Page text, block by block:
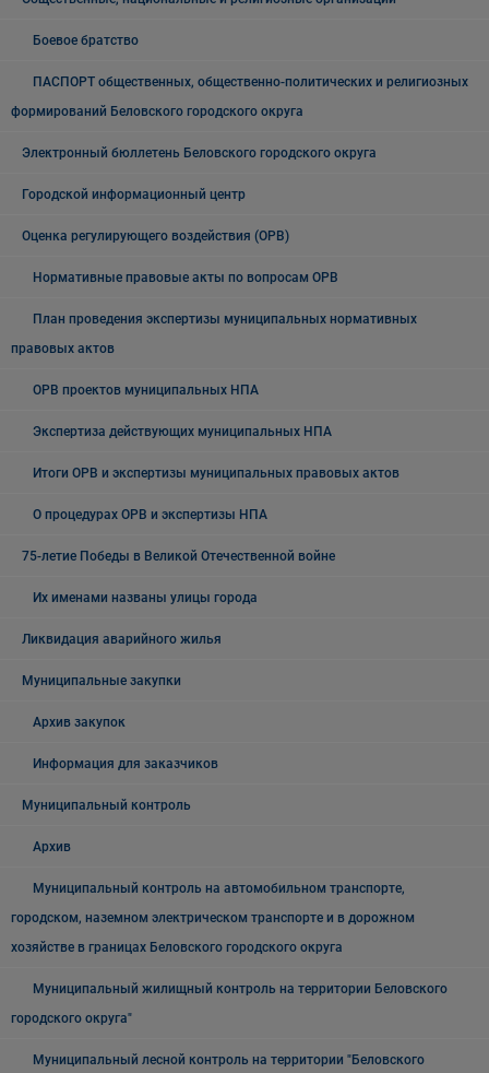
Боевое братство
ПАСПОРТ общественных, общественно-политических и религиозных
формирований Беловского городского округа
Электронный бюллетень Беловского городского округа
Городской информационный центр
Оценка регулирующего воздействия (ОРВ)
Нормативные правовые акты по вопросам ОРВ
План проведения экспертизы муниципальных нормативных
правовых актов
ОРВ проектов муниципальных НПА
Экспертиза действующих муниципальных НПА
Итоги ОРВ и экспертизы муниципальных правовых актов
О процедурах ОРВ и экспертизы НПА
75-летие Победы в Великой Отечественной войне
Их именами названы улицы города
Ликвидация аварийного жилья
Муниципальные закупки
Архив закупок
Информация для заказчиков
Муниципальный контроль
Архив
Муниципальный контроль на автомобильном транспорте,
городском, наземном электрическом транспорте и в дорожном
хозяйстве в границах Беловского городского округа
Муниципальный жилищный контроль на территории Беловского
городского округа"
Муниципальный лесной контроль на территории "Беловского